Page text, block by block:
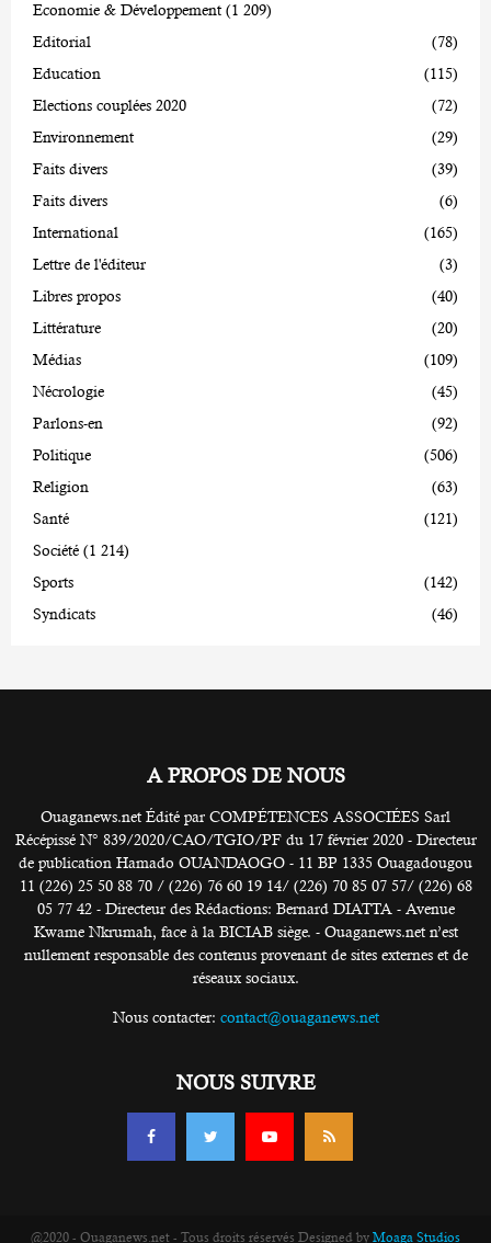
Economie & Développement (1 209)
Editorial
(78)
Education
(115)
Elections couplées 2020
(72)
Environnement
(29)
Faits divers
(39)
Faits divers
(6)
International
(165)
Lettre de l'éditeur
(3)
Libres propos
(40)
Littérature
(20)
Médias
(109)
Nécrologie
(45)
Parlons-en
(92)
Politique
(506)
Religion
(63)
Santé
(121)
Société (1 214)
Sports
(142)
Syndicats
(46)
A PROPOS DE NOUS
Ouaganews.net Édité par COMPÉTENCES ASSOCIÉES Sarl
Récépissé N° 839/2020/CAO/TGIO/PF du 17 février 2020 - Directeur
de publication Hamado OUANDAOGO - 11 BP 1335 Ouagadougou
11 (226) 25 50 88 70 / (226) 76 60 19 14/ (226) 70 85 07 57/ (226) 68
05 77 42 - Directeur des Rédactions: Bernard DIATTA - Avenue
Kwame Nkrumah, face à la BICIAB siège. - Ouaganews.net n’est
nullement responsable des contenus provenant de sites externes et de
réseaux sociaux.
Nous contacter: contact@ouaganews.net
NOUS SUIVRE
@2020 - Ouaganews.net - Tous droits réservés Designed by Moaga Studios